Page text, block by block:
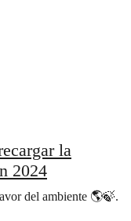
la
2024
del ambiente 🌎🍃.